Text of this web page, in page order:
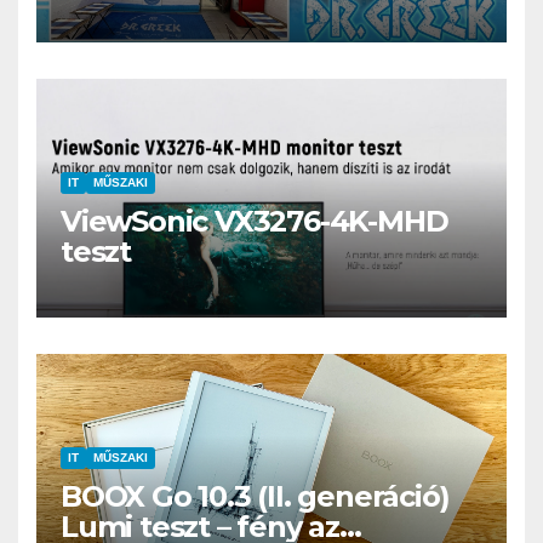
IT MŰSZAKI
ViewSonic VX3276-4K-MHD
teszt
IT MŰSZAKI
BOOX Go 10.3 (II. generáció)
Lumi teszt – fény az